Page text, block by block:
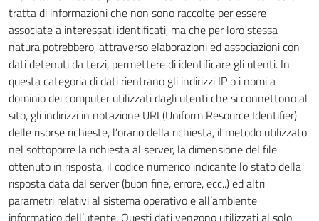
tratta di informazioni che non sono raccolte per essere
associate a interessati identificati, ma che per loro stessa
natura potrebbero, attraverso elaborazioni ed associazioni con
dati detenuti da terzi, permettere di identificare gli utenti. In
questa categoria di dati rientrano gli indirizzi IP o i nomi a
dominio dei computer utilizzati dagli utenti che si connettono al
sito, gli indirizzi in notazione URI (Uniform Resource Identifier)
delle risorse richieste, l’orario della richiesta, il metodo utilizzato
nel sottoporre la richiesta al server, la dimensione del file
ottenuto in risposta, il codice numerico indicante lo stato della
risposta data dal server (buon fine, errore, ecc..) ed altri
parametri relativi al sistema operativo e all’ambiente
informatico dell’utente. Questi dati vengono utilizzati al solo